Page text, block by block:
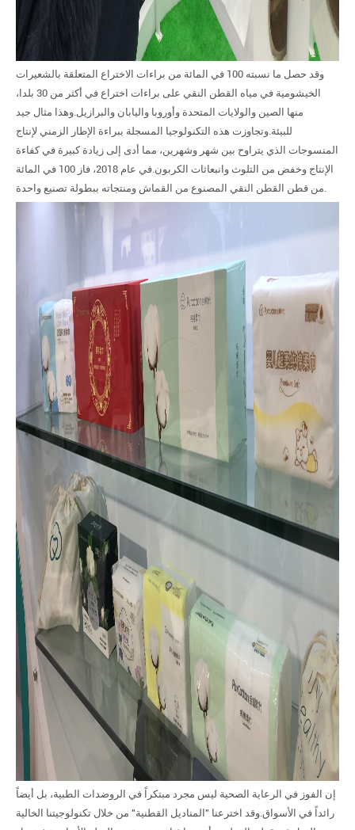
وقد حصل ما نسبته 100 في المائة من براءات الاختراع المتعلقة بالشعيرات
الخيشومية في مياه القطن النقي على براءات اختراع في أكثر من 30 بلدا،
منها الصين والولايات المتحدة وأوروبا واليابان والبرازيل.وهذا مثال جيد
للبيئة.وتجاوزت هذه التكنولوجيا المسجلة ببراءة الإطار الزمني لإنتاج
المنسوجات الذي يتراوح بين شهر وشهرين، مما أدى إلى زيادة كبيرة في كفاءة
الإنتاج وخفض من التلوث وانبعاثات الكربون.في عام 2018، فاز 100 في المائة
من قطن القطن النقي المصنوع من القماش ومنتجاته ببطولة تصنيع واحدة.
إن الفوز في الرعاية الصحية ليس مجرد مبتكراً في الروضدات الطبية، بل أيضاً
رائداً في الأسواق.وقد اخترعنا "المناديل القطنية" من خلال تكنولوجيتنا الخالية